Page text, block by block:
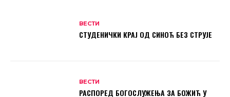
ВЕСТИ
СТУДЕНИЧКИ КРАЈ ОД СИНОЋ БЕЗ СТРУЈЕ
ВЕСТИ
РАСПОРЕД БОГОСЛУЖЕЊА ЗА БОЖИЋ У